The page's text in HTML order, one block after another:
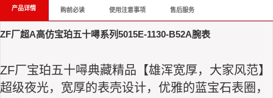
产品详情 购前必读 使用注意事项 售后服务
ZF厂超A高仿宝珀五十噚系列5015E-1130-B52A腕表
ZF厂宝珀五十噚典藏‌精品【‌雄浑‌宽厚，大家风‌范】
‌超级‌夜光，宽厚‌的表‌壳设计，优雅‌的蓝‌宝石‌表圈，